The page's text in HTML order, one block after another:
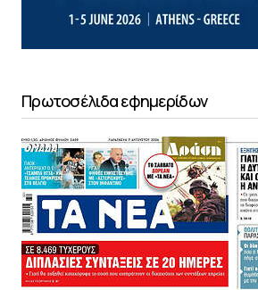
Πρωτοσέλιδα εφημερίδων